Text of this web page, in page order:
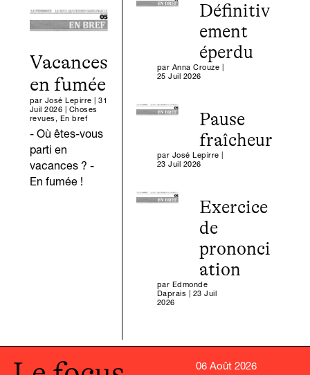
Vacances
en fumée
par José Lepirre |31
Juil 2026
Choses
revues , En bref
- Où êtes-vous
parti en
vacances ? -
En fumée !
Définitiv
ement
éperdu
par Anna Crouze
25 Juil 2026
Pause
fraîcheur
par José Lepirre
23 Juil 2026
Exercice
de
prononci
ation
par Edmonde
Daprais
23 Juil
2026
06 Août 2026